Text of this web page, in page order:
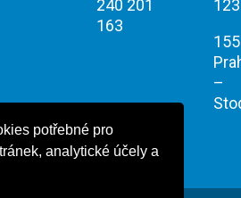
potřebné pro
analytické účely a
240 201
163
–